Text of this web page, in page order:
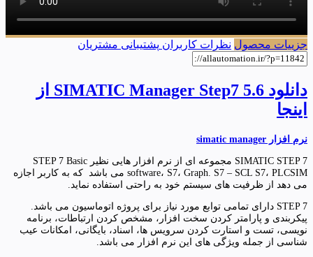
جزییات محصول نظرات کاربران پشتیبانی مشتریان
دانلود SIMATIC Manager Step7 5.6 از
اینجا
نرم افزار simatic manager
SIMATIC STEP 7 مجموعه ای از نرم افزار هایی نظیر STEP 7 Basic
software، S7، Graph. S7 – SCL S7، PLCSIM می باشد که به کاربر اجازه
می دهد از ظرفیت های سیستم خود به راحتی استفاده نماید.
STEP 7 دارای تمامی توابع مورد نیاز برای پروژه اتوماسیون می باشد.
پیکربندی و پارامتر کردن سخت افزار، مشخص کردن ارتباطات، برنامه
نویسی، تست و استارت کردن سرویس ها، اسناد، بایگانی، امکانات عیب
شناسی از جمله ویژگی های این نرم افزار می باشد.